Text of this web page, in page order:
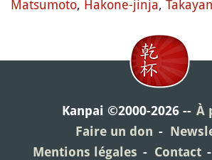
Matsumoto, Hakone-jinja,
Kanpai ©2000-2026
À
Faire un don
Mentions légales
Contact